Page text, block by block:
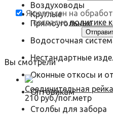
Я согласен на
согласнополитике
Вы смотрели
Соединительная
210 руб./пог.метр
Воздуховоды
Круглые
Прямоугольные
Водосточная
Нестандартные
Оконные откосы и
Оптовикам
Столбы для забора